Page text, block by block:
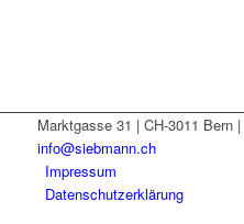
Marktgasse 31 | CH-3011 Bern |
info@siebmann.ch
Impressum
Datenschutzerklärung